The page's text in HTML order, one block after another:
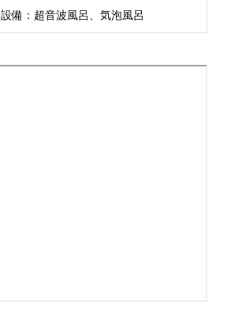
設備：超音波風呂、気泡風呂